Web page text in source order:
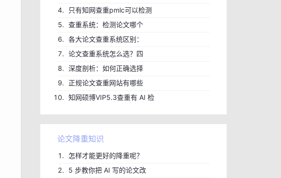
只有知网查重pmlc可以检测
查重系统：检测论文哪个
各大论文查重系统区别：
论文查重系统怎么选？四
深度剖析：如何正确选择
正规论文查重网站有哪些
知网硕博VIP5.3查重有 AI 检
论文降重知识
怎样才能更好的降重呢？
5 步教你把 AI 写的论文改